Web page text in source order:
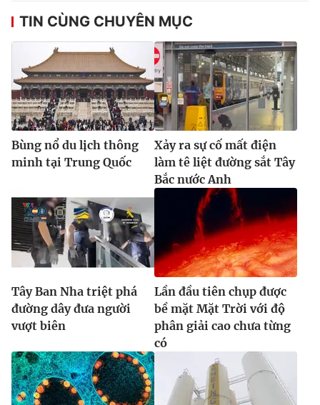
Email:toasoan@vtv.vn
Liên hệ quảng cáo:
024-7300.7108
® Cấm sao chép dưới mọi hình thức nếu không có sự chấp
thuận bằng văn bản. Ghi rõ nguồn VTV.vn khi phát hành lại
TIN CÙNG CHUYÊN MỤC
Bùng nổ du lịch thông
minh tại Trung Quốc
Xảy ra sự cố mất điện
làm tê liệt đường sắt Tây
Bắc nước Anh
Tây Ban Nha triệt phá
đường dây đưa người
vượt biên
Lần đầu tiên chụp được
bề mặt Mặt Trời với độ
phân giải cao chưa từng
có